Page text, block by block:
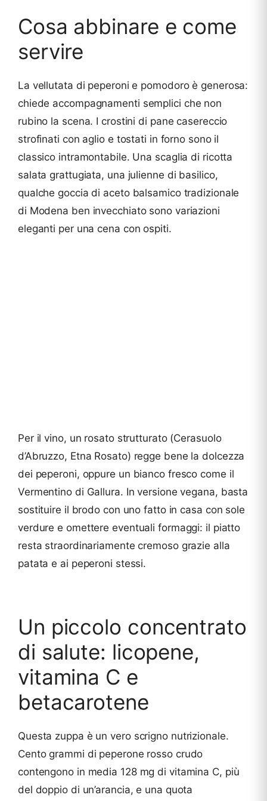
Cosa abbinare e come
servire
La vellutata di peperoni e pomodoro è generosa:
chiede accompagnamenti semplici che non
rubino la scena. I crostini di pane casereccio
strofinati con aglio e tostati in forno sono il
classico intramontabile. Una scaglia di ricotta
salata grattugiata, una julienne di basilico,
qualche goccia di aceto balsamico tradizionale
di Modena ben invecchiato sono variazioni
eleganti per una cena con ospiti.
Per il vino, un rosato strutturato (Cerasuolo
d’Abruzzo, Etna Rosato) regge bene la dolcezza
dei peperoni, oppure un bianco fresco come il
Vermentino di Gallura. In versione vegana, basta
sostituire il brodo con uno fatto in casa con sole
verdure e omettere eventuali formaggi: il piatto
resta straordinariamente cremoso grazie alla
patata e ai peperoni stessi.
Un piccolo concentrato
di salute: licopene,
vitamina C e
betacarotene
Questa zuppa è un vero scrigno nutrizionale.
Cento grammi di peperone rosso crudo
contengono in media 128 mg di vitamina C, più
del doppio di un’arancia, e una quota